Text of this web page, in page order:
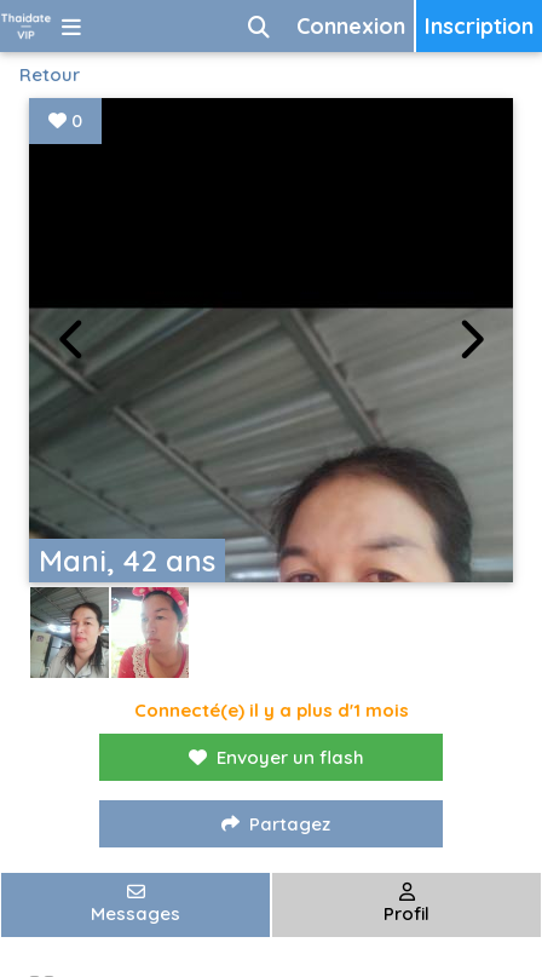
Inscription
Connexion
Retour
Mani, 42 ans
0
Connecté(e) il y a plus d'1 mois
Envoyer un flash
Partagez
Messages Profil